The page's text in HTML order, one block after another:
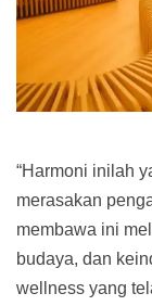
“Harmoni inilah
merasakan
membawa ini
budaya, dan
wellness yang